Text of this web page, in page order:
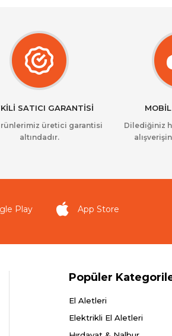
SATICI GARANTİSİ
üretici garantisi
altındadır.
Dilediğiniz
Play App Store
Popüler
El Aletleri
Elektrikli El Aletleri